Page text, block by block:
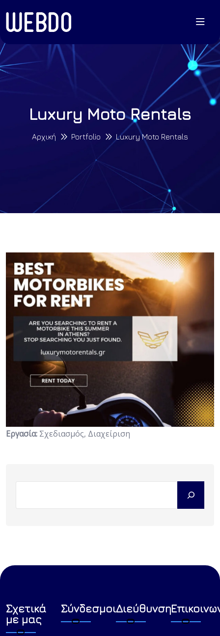
Luxury Moto Rentals
Αρχική Portfolio Luxury Moto Rentals
Εργασία: Σχεδιασμός, Διαχείριση
Σχετικά
με μας
ΣύνδεσμοιΔιεύθυνση